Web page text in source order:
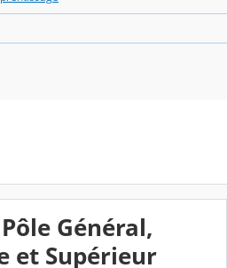
Général,
et Supérieur